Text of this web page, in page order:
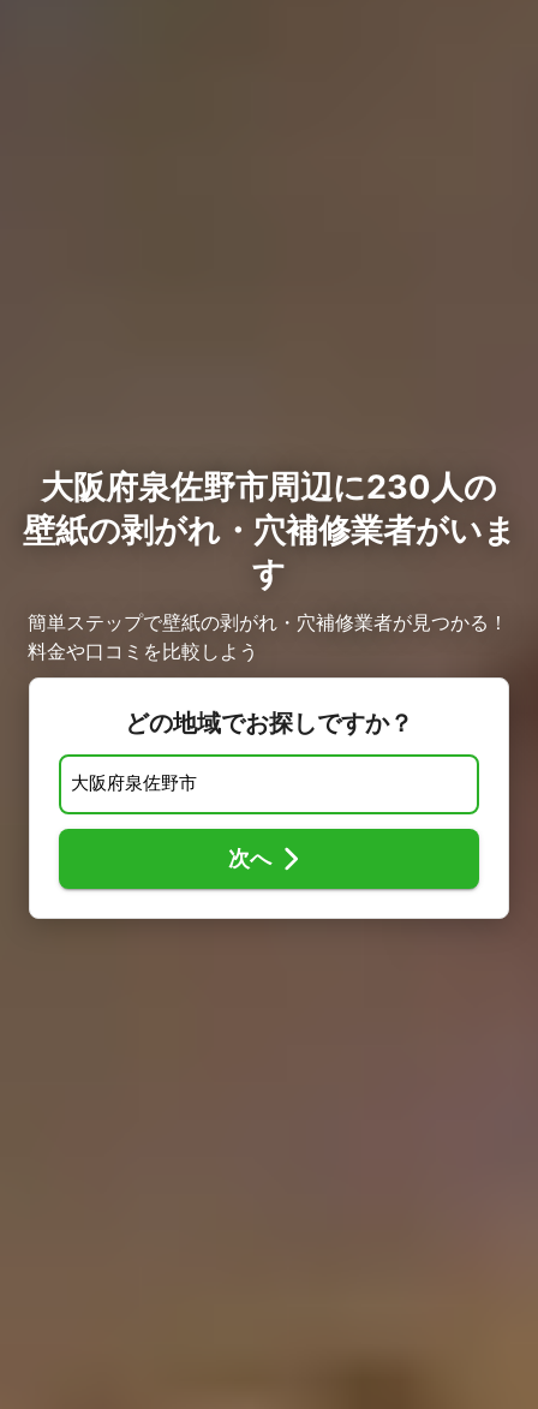
大阪府泉佐野市周辺に230人の
壁紙の剥がれ・穴補修業者がいま
す
簡単ステップで壁紙の剥がれ・穴補修業者が見つかる！
料金や口コミを比較しよう
どの地域でお探しですか？
次へ